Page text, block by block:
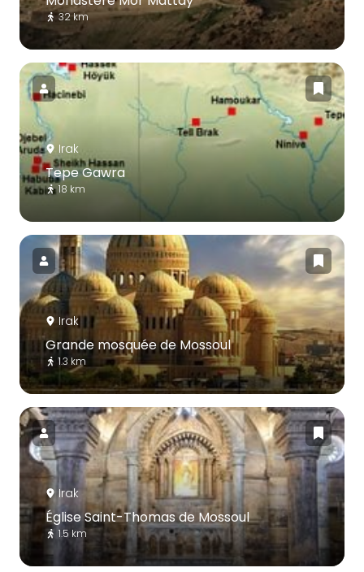
32 km
Irak
Tepe Gawra
18 km
Irak
Grande mosquée de Mossoul
1.3 km
Irak
Église Saint-Thomas de Mossoul
1.5 km